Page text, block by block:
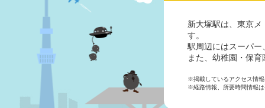
新大塚駅は、東京
す。
駅周辺にはスーパー
また、幼稚園・保
※掲載しているアクセス情報
※経路情報、所要時間情報は